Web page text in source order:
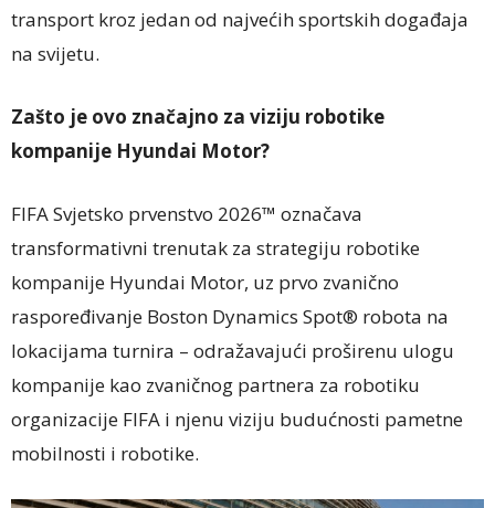
transport kroz jedan od najvećih sportskih događaja
na svijetu.
Zašto je ovo značajno za viziju robotike
kompanije Hyundai Motor?
FIFA Svjetsko prvenstvo 2026™ označava
transformativni trenutak za strategiju robotike
kompanije Hyundai Motor, uz prvo zvanično
raspoređivanje Boston Dynamics Spot® robota na
lokacijama turnira – odražavajući proširenu ulogu
kompanije kao zvaničnog partnera za robotiku
organizacije FIFA i njenu viziju budućnosti pametne
mobilnosti i robotike.